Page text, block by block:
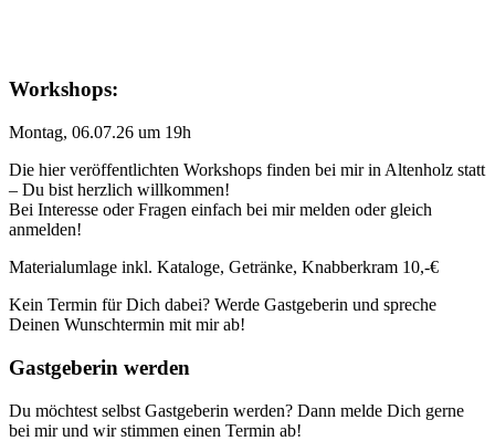
Workshops:
Montag, 06.07.26 um 19h
Die hier veröffentlichten Workshops finden bei mir in Altenholz statt
– Du bist herzlich willkommen!
Bei Interesse oder Fragen einfach bei mir melden oder gleich
anmelden!
Materialumlage inkl. Kataloge, Getränke, Knabberkram 10,-€
Kein Termin für Dich dabei? Werde Gastgeberin und spreche
Deinen Wunschtermin mit mir ab!
Gastgeberin werden
Du möchtest selbst Gastgeberin werden? Dann melde Dich gerne
bei mir und wir stimmen einen Termin ab!